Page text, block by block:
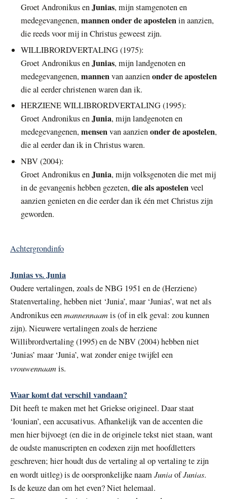
Groet Andronikus enJunias, mijn stamgenoten en
medegevangenen, mannenonder de apostelenin aanzien,
die reeds voor mij in Christus geweest zijn.
WILLIBRORDVERTALING (1975):
Groet Andronikus enJunias, mijn landgenoten en
medegevangenen, mannenvan aanzienonder de apostelen
die al eerder christenen waren dan ik.
HERZIENE WILLIBRORDVERTALING (1995):
Groet Andronikus enJunia, mijn landgenoten en
medegevangenen, mensenvan aanzienonder de apostelen,
die al eerder dan ik in Christus waren.
NBV (2004):
Groet Andronikus enJunia, mijn volksgenoten die met mij
in de gevangenis hebben gezeten, die als apostelenveel
aanzien genieten en die eerder dan ik één met Christus zijn
geworden.
Achtergrondinfo
Junias vs. Junia
Oudere vertalingen, zoals de NBG 1951 en de (Herziene)
Statenvertaling, hebben niet ‘Junia’, maar ‘Junias’, wat net als
Andronikus eenmannennaamis (of in elk geval: zou kunnen
zijn). Nieuwere vertalingen zoals de herziene
Willibrordvertaling (1995) en de NBV (2004) hebben niet
‘Junias’ maar ‘Junia’, wat zonder enige twijfel een
vrouwennaamis.
Waar komt dat verschil vandaan?
Dit heeft te maken met het Griekse origineel. Daar staat
‘Iounian’, een accusativus. Afhankelijk van de accenten die
men hier bijvoegt (en die in de originele tekst niet staan, want
de oudste manuscripten en codexen zijn met hoofdletters
geschreven; hier houdt dus de vertaling al op vertaling te zijn
en wordt uitleg) is de oorspronkelijke naamJuniaofJunias.
Is de keuze dan om het even? Niet helemaal.